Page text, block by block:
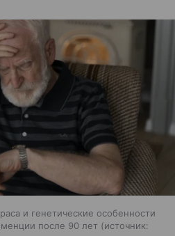
и генетические особенности
после 90 лет
источник: